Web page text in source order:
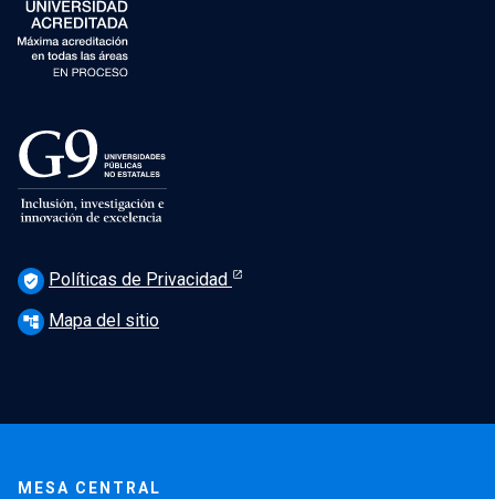
verified_user Políticas de Privacidad
account_tree Mapa del sitio
MESA CENTRAL